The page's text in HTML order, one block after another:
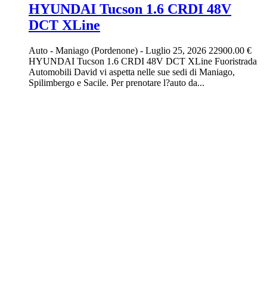
HYUNDAI Tucson 1.6 CRDI 48V
DCT XLine
Auto - Maniago (Pordenone) - Luglio 25, 2026 22900.00 €
HYUNDAI Tucson 1.6 CRDI 48V DCT XLine Fuoristrada
Automobili David vi aspetta nelle sue sedi di Maniago,
Spilimbergo e Sacile. Per prenotare l?auto da...